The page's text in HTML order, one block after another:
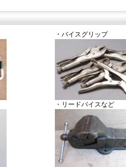
・バイスグリップ
・リードバイスなど